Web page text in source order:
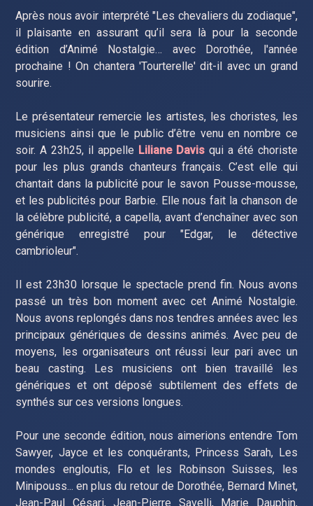
Après nous avoir interprété "Les chevaliers du zodiaque",
il plaisante en assurant qu’il sera là pour la seconde
édition d’Animé Nostalgie… avec Dorothée, l'année
prochaine ! On chantera 'Tourterelle' dit-il avec un grand
sourire.
Le présentateur remercie les artistes, les choristes, les
musiciens ainsi que le public d’être venu en nombre ce
soir. A 23h25, il appelle Liliane Davisqui a été choriste
pour les plus grands chanteurs français. C’est elle qui
chantait dans la publicité pour le savon Pousse-mousse,
et les publicités pour Barbie. Elle nous fait la chanson de
la célèbre publicité, a capella, avant d’enchaîner avec son
générique enregistré pour "Edgar, le détective
cambrioleur".
Il est 23h30 lorsque le spectacle prend fin. Nous avons
passé un très bon moment avec cet Animé Nostalgie.
Nous avons replongés dans nos tendres années avec les
principaux génériques de dessins animés. Avec peu de
moyens, les organisateurs ont réussi leur pari avec un
beau casting. Les musiciens ont bien travaillé les
génériques et ont déposé subtilement des effets de
synthés sur ces versions longues.
Pour une seconde édition, nous aimerions entendre Tom
Sawyer, Jayce et les conquérants, Princess Sarah, Les
mondes engloutis, Flo et les Robinson Suisses, les
Minipouss... en plus du retour de Dorothée, Bernard Minet,
Jean-Paul Césari, Jean-Pierre Savelli, Marie Dauphin,